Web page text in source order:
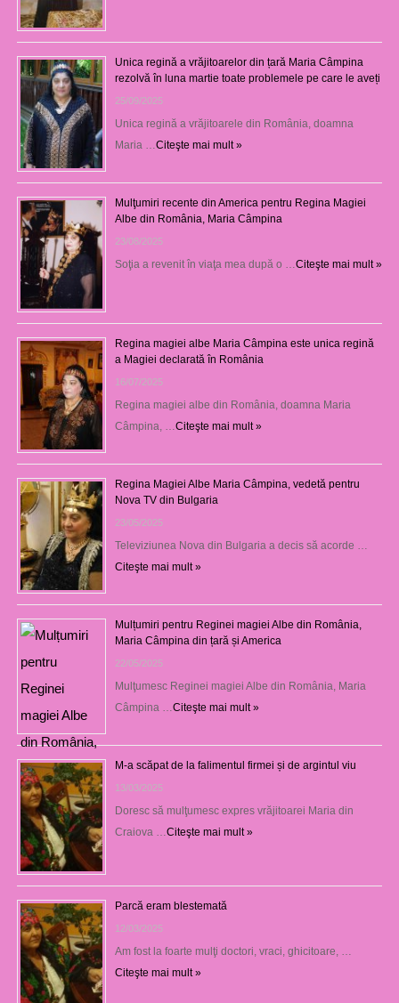
Unica regină a vrăjitoarelor din țară Maria Câmpina
rezolvă în luna martie toate problemele pe care le aveți
25/09/2025
Unica regină a vrăjitoarele din România, doamna
Maria …Citeşte mai mult »
Mulţumiri recente din America pentru Regina Magiei
Albe din România, Maria Câmpina
23/08/2025
Soţia a revenit în viaţa mea după o …Citeşte mai mult »
Regina magiei albe Maria Câmpina este unica regină
a Magiei declarată în România
16/07/2025
Regina magiei albe din România, doamna Maria
Câmpina, …Citeşte mai mult »
Regina Magiei Albe Maria Câmpina, vedetă pentru
Nova TV din Bulgaria
23/05/2025
Televiziunea Nova din Bulgaria a decis să acorde …
Citeşte mai mult »
Mulțumiri pentru Reginei magiei Albe din România,
Maria Câmpina din țară și America
22/05/2025
Mulţumesc Reginei magiei Albe din România, Maria
Câmpina …Citeşte mai mult »
M-a scăpat de la falimentul firmei și de argintul viu
13/03/2025
Doresc să mulţumesc expres vrăjitoarei Maria din
Craiova …Citeşte mai mult »
Parcă eram blestemată
12/03/2025
Am fost la foarte mulţi doctori, vraci, ghicitoare, …
Citeşte mai mult »